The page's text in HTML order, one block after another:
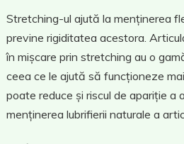
Stretching-ul ajută la menținerea
previne rigiditatea acestora.
în mișcare prin stretching au o
ceea ce le ajută să funcționeze
poate reduce și riscul de apariție a
menținerea lubrifierii naturale a